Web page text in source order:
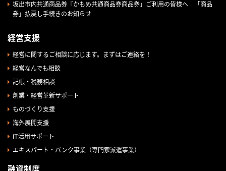
坂出市内共通商品券『かもめ共通商品券商品券」ご利用の皆様へ 「商品
券」払戻し手続きのお知らせ
経営支援
経営に関するご相談に応じます。まずはご連絡を！
経営なんでも相談
記帳・税務相談
創業・経営革新サポート
ものづくり支援
海外展開支援
IT活用サポート
エキスパート・バンク事業（専門家派遣事業）
融資制度